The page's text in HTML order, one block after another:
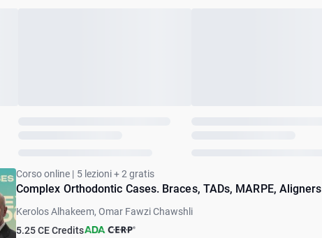
Corso online | 5 lezioni + 2 gratis
Complex Orthodontic Cases. Braces, TADs, MARPE, Aligners
Kerolos Alhakeem, Omar Fawzi Chawshli
5.25 CE Credits